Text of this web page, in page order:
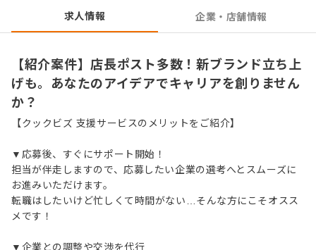
求人情報 企業・店舗情報
【紹介案件】店長ポスト多数！新ブランド立ち上
げも。あなたのアイデアでキャリアを創りません
か？
【クックビズ 支援サービスのメリットをご紹介】
▼応募後、すぐにサポート開始！
担当が伴走しますので、応募したい企業の選考へとスムーズに
お進みいただけます。
転職はしたいけど忙しくて時間がない…そんな方にこそオスス
メです！
▼企業との調整や交渉を代行